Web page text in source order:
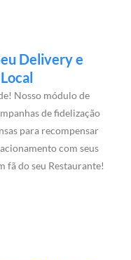
Delivery e
Nosso módulo de
de fidelização
para recompensar
com seus
fã do seu Restaurante!